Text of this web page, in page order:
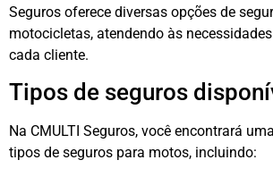
Seguros oferece diversas opções de
motocicletas, atendendo às
cada cliente.
Tipos de seguros
Na CMULTI Seguros, você encontrará
tipos de seguros para motos, incluindo: